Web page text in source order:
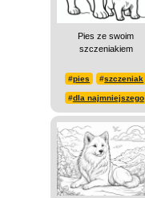
Pies ze swoim
szczeniakiem
#pies #szczeniak
#dla najmniejszego